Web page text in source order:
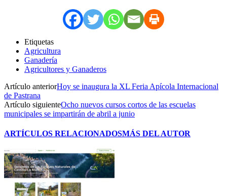
Etiquetas
Agricultura
Ganadería
Agricultores y Ganaderos
Artículo anteriorHoy se inaugura la XL Feria Apícola Internacional
de Pastrana
Artículo siguienteOcho nuevos cursos cortos de las escuelas
municipales se impartirán de abril a junio
ARTÍCULOS RELACIONADOSMÁS DEL AUTOR